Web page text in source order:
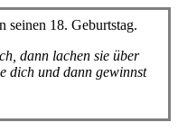
seinen 18. Geburtstag.
dann lachen sie über
dich und dann gewinnst